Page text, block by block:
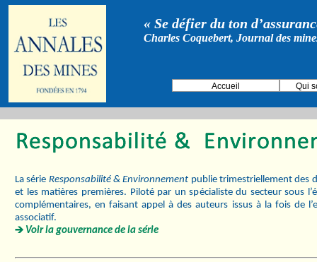
« Se défier du ton
Charles Coquebert, Journal des
Accueil Qui
La série Responsabilité & Environnement publie trimestriellement des
et les matières premières. Piloté par un spécialiste du secteur sous
complémentaires, en faisant appel à des auteurs issus à la fois de
associatif.
Voir la gouvernance de la série